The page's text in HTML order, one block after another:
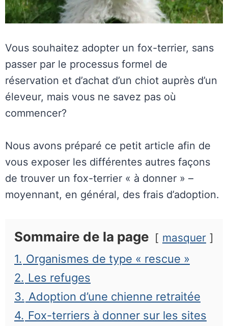
Vous souhaitez adopter un fox-terrier, sans
passer par le processus formel de
réservation et d’achat d’un chiot auprès d’un
éleveur, mais vous ne savez pas où
commencer?
Nous avons préparé ce petit article afin de
vous exposer les différentes autres façons
de trouver un fox-terrier « à donner » –
moyennant, en général, des frais d’adoption.
Sommaire de la page masquer
1. Organismes de type « rescue »
2. Les refuges
3. Adoption d’une chienne retraitée
4. Fox-terriers à donner sur les sites